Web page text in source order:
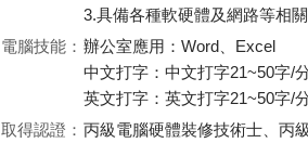
3.具備各種軟硬體及網路等相
電腦技能： 辦公室應用：Word、Excel
中文打字：中文打字21~50字/
英文打字：英文打字21~50字/
取得認證： 丙級電腦硬體裝修技術士、丙